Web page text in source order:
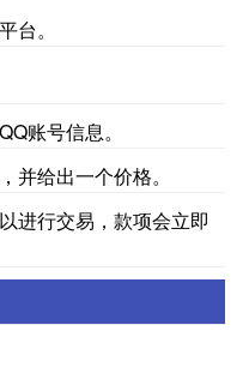
台。
账号信息。
并给出一个价格。
进行交易，款项会立即